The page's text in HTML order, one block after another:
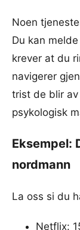
Noen
Du kan
krever at du
navigerer
trist de blir
psykologisk
Eksempel:
nordmann
La oss si du
Netflix: